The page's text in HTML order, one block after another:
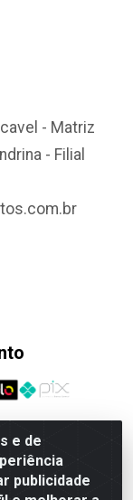
e de
publicidade
- Matriz
- Filial
Do Sul, 161 -
700- CNPJ